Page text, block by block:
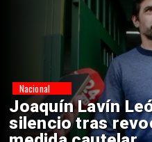
Chile y
reinicio de
Nacional